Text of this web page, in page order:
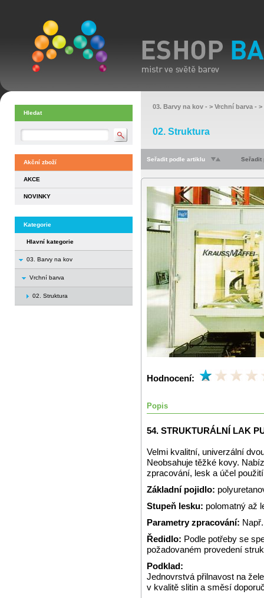
Hledat
Akční zboží
AKCE
NOVINKY
Kategorie
Hlavní kategorie
03. Barvy na kov
Vrchní barva
02. Struktura
03. Barvy na kov - > Vrchní barva - >
02. Struktura
Seřadit podle artiklu Seřadit
Hodnocení:
Popis
54. STRUKTURÁLNÍ LAK
Velmi kvalitní, univerzální
Neobsahuje těžké kovy.
zpracování, lesk a účel
Základní pojidlo:
Stupeň lesku: polomatný až
Parametry zpracování:
Ředidlo: Podle potřeby se
požadovaném provedení
Podklad:
Jednovrstvá přilnavost na
v kvalitě slitin a směsí